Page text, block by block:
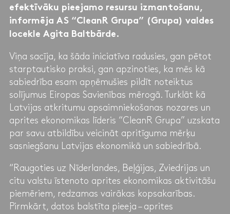
efektīvāku pieejamo resursu izmantošanu,
informēja AS “CleanR Grupa” (Grupa) valdes
locekle Agita Baltbārde.
Viņa sacīja, ka šāda iniciatīva radusies, gan pētot
starptautisko praksi, gan apzinoties, ka mēs kā
sabiedrība esam apņēmušies pildīt noteiktus
solījumus Eiropas Savienības mērogā. Turklāt kā
Latvijas atkritumu apsaimniekošanas nozares un
aprites ekonomikas līderis “CleanR Grupa” uzskata
par savu atbildību veicināt apritīguma mērķu
sasniegšanu Latvijas ekonomikā un sabiedrībā.
“Raugoties uz Nīderlandes, Beļģijas, Zviedrijas un
citu valstu īstenoto aprites ekonomikas aktivitāšu
piemēriem, redzamas vairākas kopsakarības.
Pirmkārt, datos balstīta pieeja – aprites